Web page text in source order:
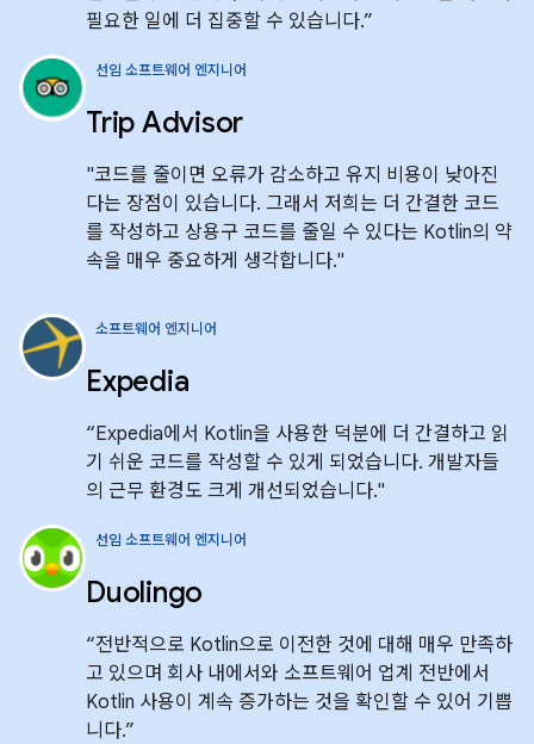
필요한 일에 더 집중할 수 있습니다.”
선임 소프트웨어 엔지니어
Trip Advisor
"코드를 줄이면 오류가 감소하고 유지 비용이 낮아진
다는 장점이 있습니다. 그래서 저희는 더 간결한 코드
를 작성하고 상용구 코드를 줄일 수 있다는 Kotlin의 약
속을 매우 중요하게 생각합니다."
소프트웨어 엔지니어
Expedia
“Expedia에서 Kotlin을 사용한 덕분에 더 간결하고 읽
기 쉬운 코드를 작성할 수 있게 되었습니다. 개발자들
의 근무 환경도 크게 개선되었습니다."
선임 소프트웨어 엔지니어
Duolingo
“전반적으로 Kotlin으로 이전한 것에 대해 매우 만족하
고 있으며 회사 내에서와 소프트웨어 업계 전반에서
Kotlin 사용이 계속 증가하는 것을 확인할 수 있어 기쁩
니다.”